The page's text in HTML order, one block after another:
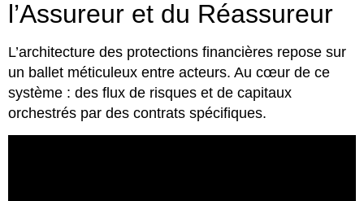
l’Assureur et du Réassureur
L’architecture des protections financières repose sur
un ballet méticuleux entre acteurs. Au cœur de ce
système : des flux de risques et de capitaux
orchestrés par des contrats spécifiques.